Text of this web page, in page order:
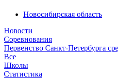
Новосибирская область
Новости
Соревнования
Первенство Санкт-Петербурга
Все
Школы
Статистика